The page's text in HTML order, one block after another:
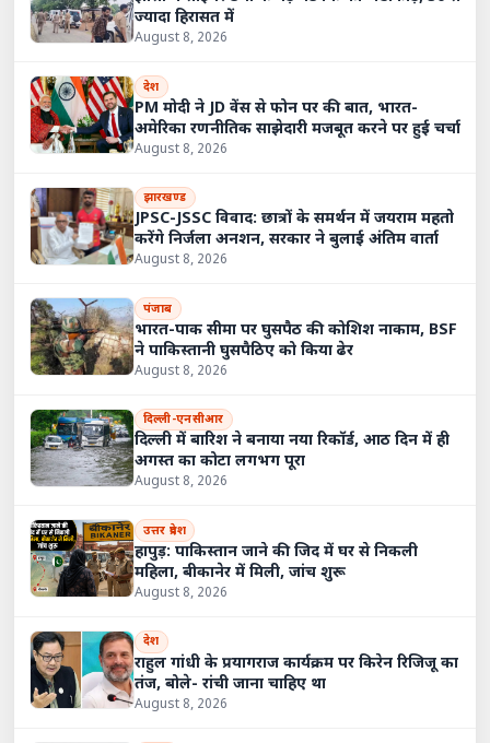
ज्यादा हिरासत में
August 8, 2026
देश
PM मोदी ने JD वेंस से फोन पर की बात, भारत-
अमेरिका रणनीतिक साझेदारी मजबूत करने पर हुई चर्चा
August 8, 2026
झारखण्ड
JPSC-JSSC विवाद: छात्रों के समर्थन में जयराम महतो
करेंगे निर्जला अनशन, सरकार ने बुलाई अंतिम वार्ता
August 8, 2026
पंजाब
भारत-पाक सीमा पर घुसपैठ की कोशिश नाकाम, BSF
ने पाकिस्तानी घुसपैठिए को किया ढेर
August 8, 2026
दिल्ली-एनसीआर
दिल्ली में बारिश ने बनाया नया रिकॉर्ड, आठ दिन में ही
अगस्त का कोटा लगभग पूरा
August 8, 2026
उत्तर प्रदेश
हापुड़: पाकिस्तान जाने की जिद में घर से निकली
महिला, बीकानेर में मिली, जांच शुरू
August 8, 2026
देश
राहुल गांधी के प्रयागराज कार्यक्रम पर किरेन रिजिजू का
तंज, बोले- रांची जाना चाहिए था
August 8, 2026